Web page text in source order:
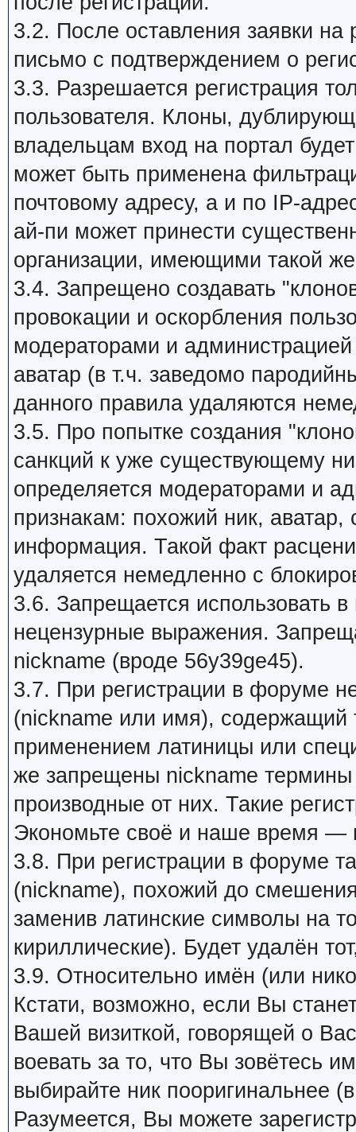
3.2. После оставления заявки на
письмо с подтверждением о
3.3. Разрешается регистрация
пользователя. Клоны,
владельцам вход на портал
может быть применена
почтовому адресу, а и по IP-
ай-пи может принести
организации, имеющими такой
3.4. Запрещено создавать
провокации и оскорбления
модераторами и
аватар (в т.ч. заведомо
данного правила удаляются
3.5. Про попытке создания
санкций к уже существующему
определяется модераторами и
признакам: похожий ник, аватар,
информация. Такой факт
удаляется немедленно с
3.6. Запрещается использовать
нецензурные выражения.
nickname (вроде 56y39ge45).
3.7. При регистрации в форуме
(nickname или имя), содержащий
применением латиницы или
же запрещены nickname
производные от них. Такие
Экономьте своё и наше время —
3.8. При регистрации в форуме
(nickname), похожий до
заменив латинские символы на
кириллические). Будет удалён
3.9. Относительно имён (или
Кстати, возможно, если Вы
Вашей визиткой, говорящей о
воевать за то, что Вы зовётесь
выбирайте ник пооригинальнее
Разумеется, Вы можете